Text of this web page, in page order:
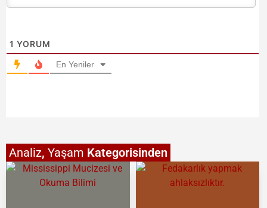
1 YORUM
En Yeniler
Analiz, Yaşam Kategorisinden